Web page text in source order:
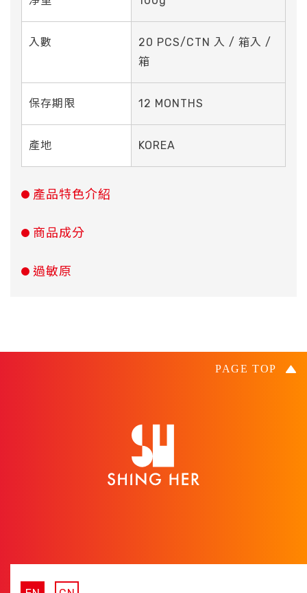
入數
20 PCS/CTN 入 / 箱入 /
箱
保存期限 12 MONTHS
產地 KOREA
產品特色介紹
商品成分
過敏原